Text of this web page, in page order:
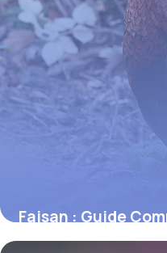
Faisan : Guide
2026